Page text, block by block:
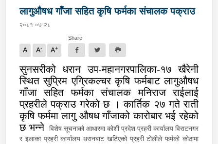
लागुऔषध गाँजा सहित कृषि फर्मका संचालक पक्राउ
२०८१-०७-२८
A A- A+
Share
सुनसरीको धरान उप-महानगरपालिका-१७ खैरेनी
स्थित सुप्रिम एग्रिकल्चर कृषि फर्मबाट लागुऔषध
गाँजा सहित फर्मका संचालक मनिराज राईलाई
प्रहरीले पक्राउ गरेको छ । कार्तिक २७ गते राती
कृषि फर्ममा लागु औषध गाँजाको कारोबार भई रहेको
छ भन्ने
विशेष सूचनाको आधारमा कोशी प्रदेश प्रहरी कार्यालय विराटनगर
र इलाका प्रहरी कार्यालय धरानबाट खटिएको प्रहरी टोलीले फर्मको कोठामा